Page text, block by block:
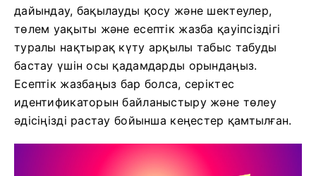
дайындау, бақылауды қосу және шектеулер,
төлем уақыты және есептік жазба қауіпсіздігі
туралы нақтырақ күту арқылы табыс табуды
бастау үшін осы қадамдарды орындаңыз.
Есептік жазбаңыз бар болса, серіктес
идентификаторын байланыстыру және төлеу
әдісіңізді растау бойынша кеңестер қамтылған.